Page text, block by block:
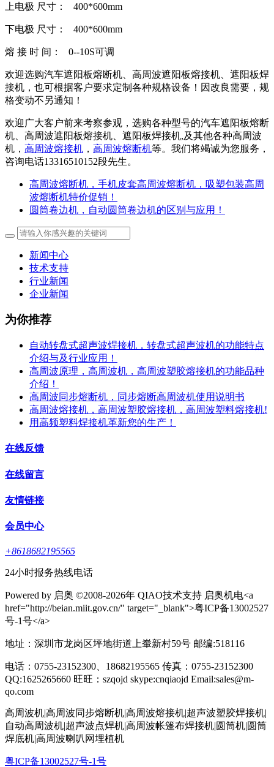
上电极 尺寸： 400*600mm
下电极 尺寸： 400*600mm
熔 接 时 间： 0--10S可调
欢迎选购汽车遮阳板熔断机、高周波遮阳板熔接机、遮阳板焊
接机，也可根据客户要求定制各种规格设备！因改良需要，规
格变动不另通知！
欢迎广大客户前来考察参观，选购各种型号的汽车遮阳板熔断
机、高周波遮阳板熔接机、遮阳板焊接机,及其他各种高周波
机， 高周波熔接机 ， 高周波熔断机等。我们将竭诚为您服务，
咨询电话13316510152段先生。
高周波熔断机，手机皮套高周波熔断机，吸塑包装高周
波熔断机特价促销！
圆筒卷边机，自动圆筒卷边机的区别与应用！
新闻中心
技术支持
行业新闻
企业新闻
为你推荐
自动转盘式超声波焊接机，转盘式超声波机的功能特点
介绍与及行业应用！
高周波原理，高周波机，高周波塑胶熔接机的功能品种
介绍！
高周波同步熔断机，同步熔断高周波机使用说明书
高周波熔接机，高周波塑胶熔接机，高周波塑料熔接机!
用高频塑料焊接机革新您的生产！
在线反馈
在线留言
友情链接
会员中心
+8618682195565
24小时报务热线电话
Powered by 启奥 ©2008-2026年 QIAO技术支持 启奥机电<a
href="http://beian.miit.gov.cn/" target="_blank">粤ICP备13002527
号-1号</a>
地址：深圳市龙岗区坪地街道上輋新村59号 邮编:518116
电话：0755-23152300、18682195565 传真：0755-23152300
QQ:1625265660 旺旺：szqojd skype:cnqiaojd Email:sales@m-
qo.com
高周波机|高周波同步熔断机|高周波熔接机|超声波塑胶焊接机|
自动高周波机|超声波点焊机|高周波帐篷布焊接机|圆筒机|圆筒
焊底机|高周波喇叭网埋植机
粤ICP备13002527号-1号